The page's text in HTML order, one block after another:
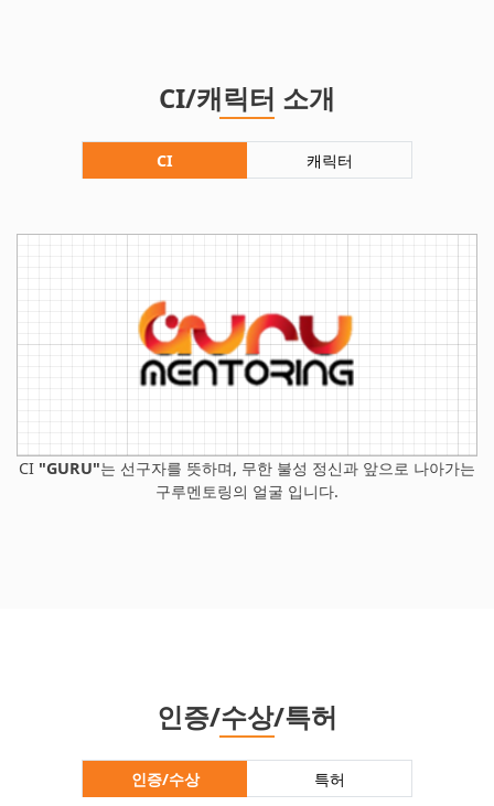
CI/캐릭터 소개
CI 캐릭터
CI "GURU"는 선구자를 뜻하며, 무한 불성 정신과 앞으로 나아가는
구루멘토링의 얼굴 입니다.
인증/수상/특허
인증/수상 특허